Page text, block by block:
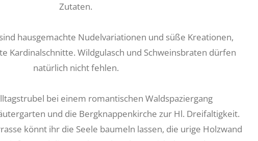
Zutaten.
hausgemachte Nudelvariationen und süße Kreationen,
Kardinalschnitte. Wildgulasch und Schweinsbraten dürfen
natürlich nicht fehlen.
bei einem romantischen Waldspaziergang
und die Bergknappenkirche zur Hl. Dreifaltigkeit.
könnt ihr die Seele baumeln lassen, die urige Holzwand